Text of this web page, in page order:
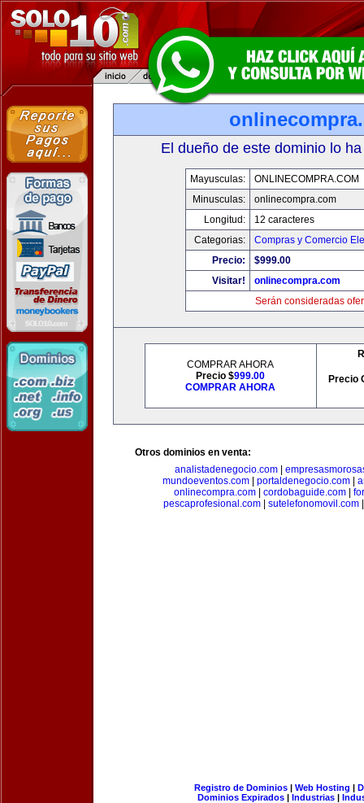
El dueño de este dominio lo
Mayusculas:
ONLINECOMPRA.COM
Minusculas:
onlinecompra.com
Longitud:
12 caracteres
Categorias:
Compras y Comercio
Precio:
$999.00
Visitar!
onlinecompra.com
Serán consideradas
COMPRAR AHORA
Precio $999.00
COMPRAR AHORA
Precio
Otros dominios en venta:
analistadenegocio.com
mundoeventos.com| portaldenegocio.com|
onlinecompra.com| cordobaguide.com|
pescaprofesional.com| sutelefonomovil.com
Registro de Dominios| Web Hosting |
Dominios Expirados | Industrias |